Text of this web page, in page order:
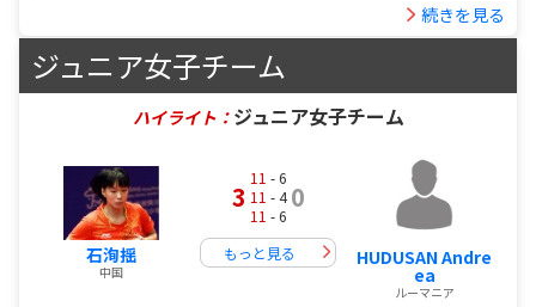
続きを見る
ジュニア女子チーム
ハイライト： ジュニア女子チーム
石洵揺
中国
3
11 - 6
11 - 4
11 - 6
0
もっと見る HUDUSAN Andre
ea
ルーマニア